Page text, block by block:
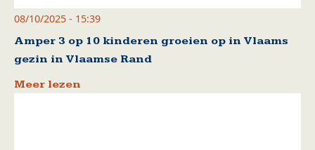
08/10/2025 - 15:39
Amper 3 op 10 kinderen groeien op in Vlaams
gezin in Vlaamse Rand
Meer lezen